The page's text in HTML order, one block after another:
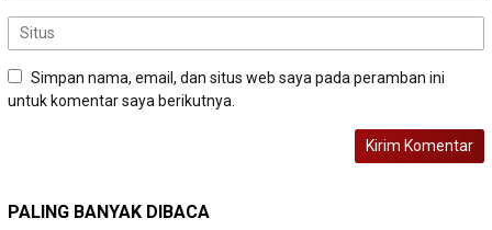
Simpan nama, email, dan situs web saya pada peramban ini
untuk komentar saya berikutnya.
PALING BANYAK DIBACA